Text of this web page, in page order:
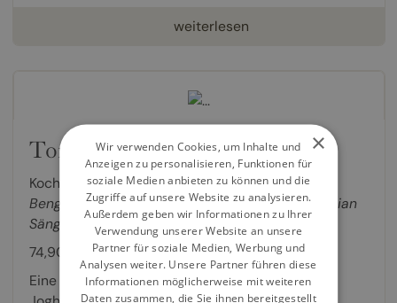
weiterlesen
Torten & Törtchen
Kochbuch von Matthias Mittermeier,Stefanie
Bengelmann,Oliver Endle,Antonia Majunke,
Fabian
Sänger
Bernd Siefert
74,90 €
Eine Torte aus Himbeeren, Jasminblüten und
×
Wir verwenden Cookies, um Inhalte und
Anzeigen zu personalisieren, Funktionen für
soziale Medien anbieten zu können und die
Zugriffe auf unsere Website zu analysieren.
Außerdem geben wir Informationen zu Ihrer
Verwendung unserer Website an unsere
Partner für soziale Medien, Werbung und
Analysen weiter. Unsere Partner führen diese
Informationen möglicherweise mit weiteren
Daten zusammen, die Sie ihnen bereitgestellt